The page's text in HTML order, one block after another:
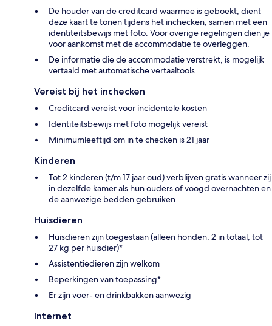
De houder van de creditcard waarmee is geboekt, dient
deze kaart te tonen tijdens het inchecken, samen met een
identiteitsbewijs met foto. Voor overige regelingen dien je
voor aankomst met de accommodatie te overleggen.
De informatie die de accommodatie verstrekt, is mogelijk
vertaald met automatische vertaaltools
Vereist bij het inchecken
Creditcard vereist voor incidentele kosten
Identiteitsbewijs met foto mogelijk vereist
Minimumleeftijd om in te checken is 21 jaar
Kinderen
Tot 2 kinderen (t/m 17 jaar oud) verblijven gratis wanneer zij
in dezelfde kamer als hun ouders of voogd overnachten en
de aanwezige bedden gebruiken
Huisdieren
Huisdieren zijn toegestaan (alleen honden, 2 in totaal, tot
27 kg per huisdier)*
Assistentiedieren zijn welkom
Beperkingen van toepassing*
Er zijn voer- en drinkbakken aanwezig
Internet